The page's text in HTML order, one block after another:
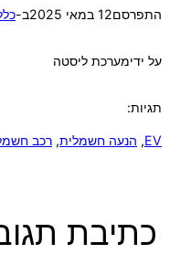
התפרסם12 במאי 2025 ב-
על ידימערכת ליסטה
תגיות:
EV
, הנעה חשמלית, רכב
כתיבת